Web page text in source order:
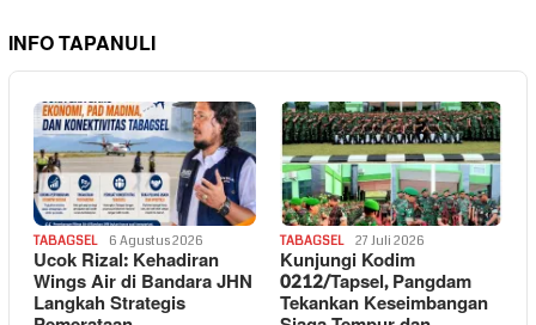
INFO TAPANULI
TABAGSEL 6 Agustus 2026
Ucok Rizal: Kehadiran
Wings Air di Bandara JHN
Langkah Strategis
TABAGSEL 27 Juli 2026
Kunjungi Kodim
0212/Tapsel, Pangdam
Tekankan Keseimbangan